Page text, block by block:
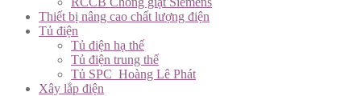
Thiết bị nâng cao chất lượng điện
Tủ điện
Tủ điện hạ thế
Tủ điện trung thế
Tủ SPC_Hoàng Lê Phát
Xây lắp điện